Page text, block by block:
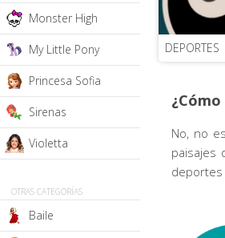
Monster High
My Little Pony
Princesa Sofia
Sirenas
Violetta
OTRAS CATEGORÍAS
Baile
DEPORTES
No, no
paisajes
deportes